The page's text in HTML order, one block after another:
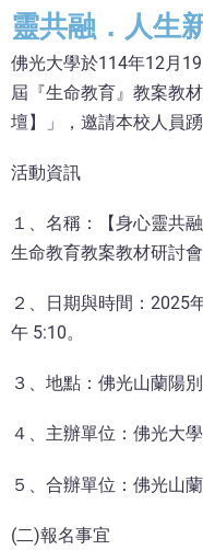
靈共融．人生
佛光大學於114年12月
屆『生命教育』教案教
壇】」，邀請本校人員
活動資訊
１、名稱：【身心靈共
生命教育教案教材研討會
２、日期與時間：2025
午 5:10。
３、地點：佛光山蘭陽
４、主辦單位：佛光大
５、合辦單位：佛光山蘭
(二)報名事宜